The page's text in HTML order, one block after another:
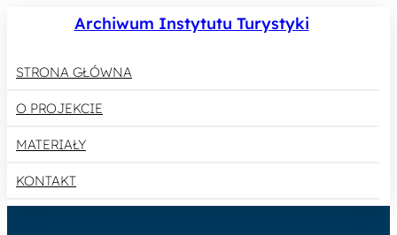
Archiwum Instytutu Turystyki
STRONA GŁÓWNA
O PROJEKCIE
MATERIAŁY
KONTAKT